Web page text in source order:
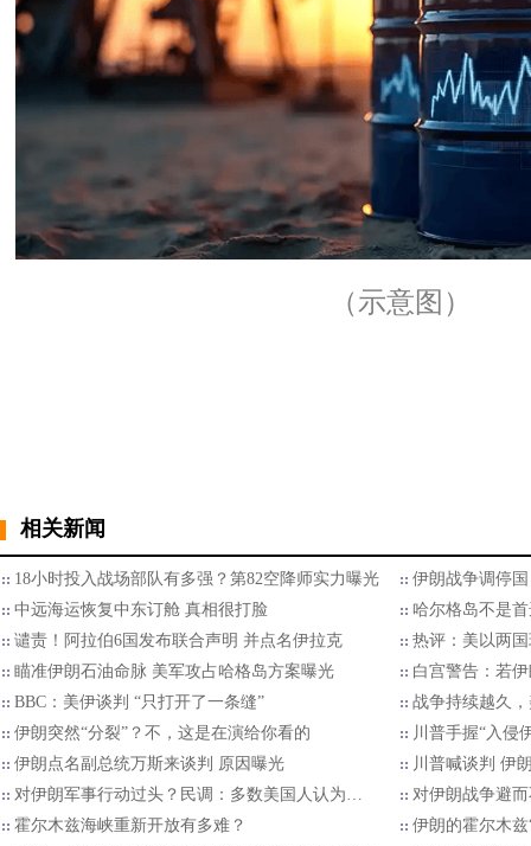
（示意图）
相关新闻
18小时投入战场部队有多强？第82空降师实力曝光
伊朗战争调停
中远海运恢复中东订舱 真相很打脸
哈尔格岛不是
谴责！阿拉伯6国发布联合声明 并点名伊拉克
热评：美以两
瞄准伊朗石油命脉 美军攻占哈格岛方案曝光
白宫警告：若
BBC：美伊谈判 “只打开了一条缝”
战争持续越久
伊朗突然“分裂”？不，这是在演给你看的
川普手握“入侵
伊朗点名副总统万斯来谈判 原因曝光
川普喊谈判 伊
对伊朗军事行动过头？民调：多数美国人认为…
对伊朗战争避
霍尔木兹海峡重新开放有多难？
伊朗的霍尔木兹